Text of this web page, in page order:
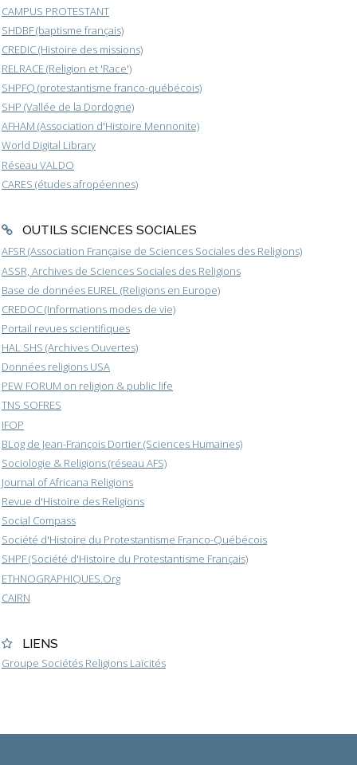
CAMPUS PROTESTANT
SHDBF (baptisme français)
CREDIC (Histoire des missions)
RELRACE (Religion et 'Race')
SHPFQ (protestantisme franco-québécois)
SHP (Vallée de la Dordogne)
AFHAM (Association d'Histoire Mennonite)
World Digital Library
Réseau VALDO
CARES (études afropéennes)
OUTILS SCIENCES SOCIALES
AFSR (Association Française de Sciences Sociales des Religions)
ASSR, Archives de Sciences Sociales des Religions
Base de données EUREL (Religions en Europe)
CREDOC (Informations modes de vie)
Portail revues scientifiques
HAL SHS (Archives Ouvertes)
Données religions USA
PEW FORUM on religion & public life
TNS SOFRES
IFOP
BLog de Jean-François Dortier (Sciences Humaines)
Sociologie & Religions (réseau AFS)
Journal of Africana Religions
Revue d'Histoire des Religions
Social Compass
Société d'Histoire du Protestantisme Franco-Québécois
SHPF (Société d'Histoire du Protestantisme Français)
ETHNOGRAPHIQUES.Org
CAIRN
LIENS
Groupe Sociétés Religions Laïcités